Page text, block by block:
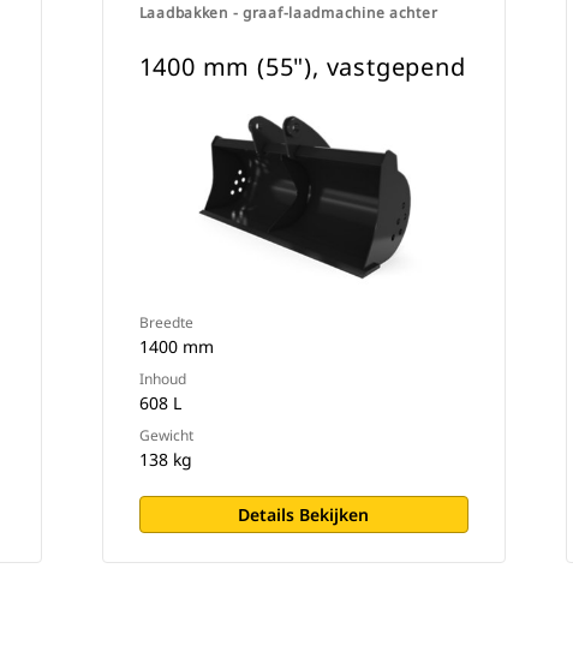
Laadbakken - graaf-laadmachine achter
1400 mm (55"), vastgepend
Breedte
1400 mm
Inhoud
608 L
Gewicht
138 kg
Details Bekijken